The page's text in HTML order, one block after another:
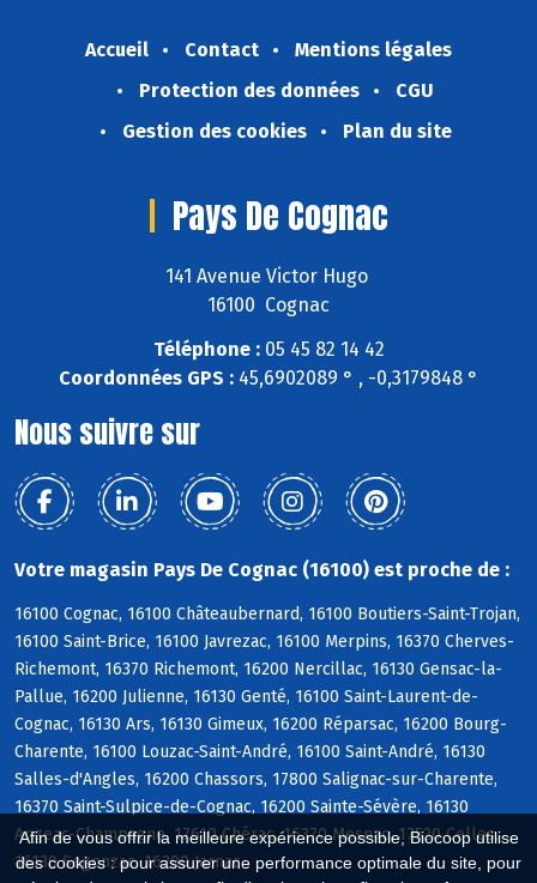
Afin de vous offrir la meilleure expérience possible, Biocoop utilise
des cookies : pour assurer une performance optimale du site, pour
Accueil Contact
Mentions légales
Protection des données
CGU
Gestion des cookies
Plan du site
Pays De Cognac
141 Avenue Victor Hugo
16100 Cognac
Téléphone :05 45 82 14 42
Coordonnées GPS : 45,6902089 ° , -0,3179848 °
Nous suivre sur
Votre magasin Pays De Cognac (16100) est proche de :
16100 Cognac, 16100 Châteaubernard, 16100 Boutiers-Saint-Trojan,
16100 Saint-Brice, 16100 Javrezac, 16100 Merpins, 16370 Cherves-
Richemont, 16370 Richemont, 16200 Nercillac, 16130 Gensac-la-
Pallue, 16200 Julienne, 16130 Genté, 16100 Saint-Laurent-de-
Cognac, 16130 Ars, 16130 Gimeux, 16200 Réparsac, 16200 Bourg-
Charente, 16100 Louzac-Saint-André, 16100 Saint-André, 16130
Salles-d'Angles, 16200 Chassors, 17800 Salignac-sur-Charente,
16370 Saint-Sulpice-de-Cognac, 16200 Sainte-Sévère, 16130
Angeac-Champagne, 17610 Chérac, 16370 Mesnac, 17520 Celles,
16130 Segonzac, 16200 Jarnac